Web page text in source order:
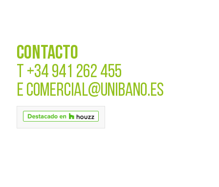
CONTACTO
T +34 941 262 455
E COMERCIAL@UNIBANO.ES